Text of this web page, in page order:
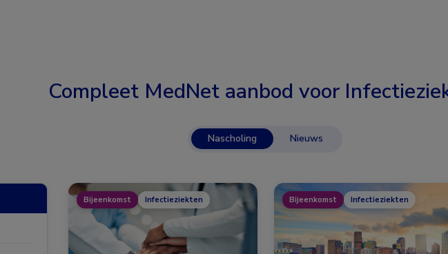
Compleet MedNet aanbod voor
Nascholing Nieuws
Bijeenkomst Infectieziekten Bijeenkomst Infectieziekten